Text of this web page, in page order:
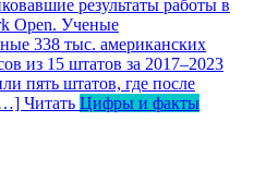
результаты работы в
Open. Ученые
338 тыс. американских
из 15 штатов за 2017–2023
пять штатов, где после
Читать Цифры и факты